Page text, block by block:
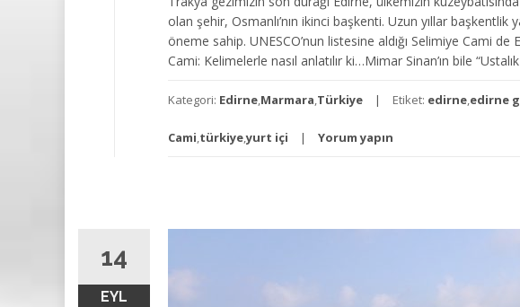
olan şehir, Osmanlı’nın ikinci başkenti. Uzun yıllar
öneme sahip. UNESCO’nun listesine aldığı Selimiye Cami
Cami: Kelimelerle nasıl anlatılır ki…Mimar Sinan’ın bile
Kategori: Edirne,Marmara,Türkiye Etiket: edirne,edirne
Cami,türkiye,yurt içi Yorum yapın
14
EYL